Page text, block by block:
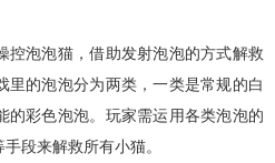
控泡泡猫，借助发射泡泡的方式解救
的泡泡分为两类，一类是常规的白
的彩色泡泡。玩家需运用各类泡泡的
段来解救所有小猫。